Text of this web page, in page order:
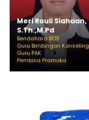
Meri Rouli Siahaan,
S.Th.,M.Pd
Bendahara BOS
Guru Bimbingan Konseling
Guru PAK
Pembina Pramuka